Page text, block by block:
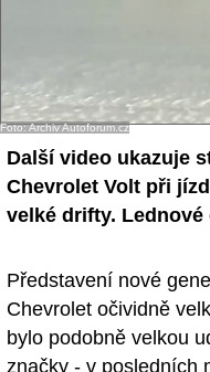
Sledujte nás!
Foto: Archiv Autoforum.cz
Další video ukazuje
Chevrolet Volt při
velké drifty.
Představení nové
Chevrolet očividně
bylo podobně velkou
značky - v posledních